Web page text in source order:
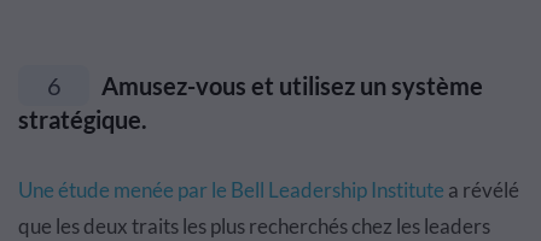
6
Amusez-vous et utilisez un système
stratégique.
Une étude menée par le Bell Leadership Institute a révélé
que les deux traits les plus recherchés chez les leaders